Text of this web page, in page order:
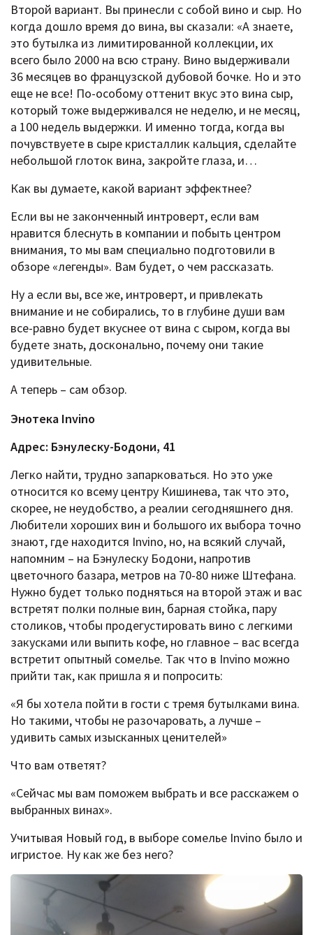
Второй вариант. Вы принесли с собой вино и сыр. Но
когда дошло время до вина, вы сказали: «А знаете,
это бутылка из лимитированной коллекции, их
всего было 2000 на всю страну. Вино выдерживали
36 месяцев во французской дубовой бочке. Но и это
еще не все! По-особому оттенит вкус это вина сыр,
который тоже выдерживался не неделю, и не месяц,
а 100 недель выдержки. И именно тогда, когда вы
почувствуете в сыре кристаллик кальция, сделайте
небольшой глоток вина, закройте глаза, и…
Как вы думаете, какой вариант эффектнее?
Если вы не законченный интроверт, если вам
нравится блеснуть в компании и побыть центром
внимания, то мы вам специально подготовили в
обзоре «легенды». Вам будет, о чем рассказать.
Ну а если вы, все же, интроверт, и привлекать
внимание и не собирались, то в глубине души вам
все-равно будет вкуснее от вина с сыром, когда вы
будете знать, досконально, почему они такие
удивительные.
А теперь – сам обзор.
Энотека Invino
Адрес: Бэнулеску-Бодони, 41
Легко найти, трудно запарковаться. Но это уже
относится ко всему центру Кишинева, так что это,
скорее, не неудобство, а реалии сегодняшнего дня.
Любители хороших вин и большого их выбора точно
знают, где находится Invino, но, на всякий случай,
напомним – на Бэнулеску Бодони, напротив
цветочного базара, метров на 70-80 ниже Штефана.
Нужно будет только подняться на второй этаж и вас
встретят полки полные вин, барная стойка, пару
столиков, чтобы продегустировать вино с легкими
закусками или выпить кофе, но главное – вас всегда
встретит опытный сомелье. Так что в Invino можно
прийти так, как пришла я и попросить:
«Я бы хотела пойти в гости с тремя бутылками вина.
Но такими, чтобы не разочаровать, а лучше –
удивить самых изысканных ценителей»
Что вам ответят?
«Сейчас мы вам поможем выбрать и все расскажем о
выбранных винах».
Учитывая Новый год, в выборе сомелье Invino было и
игристое. Ну как же без него?